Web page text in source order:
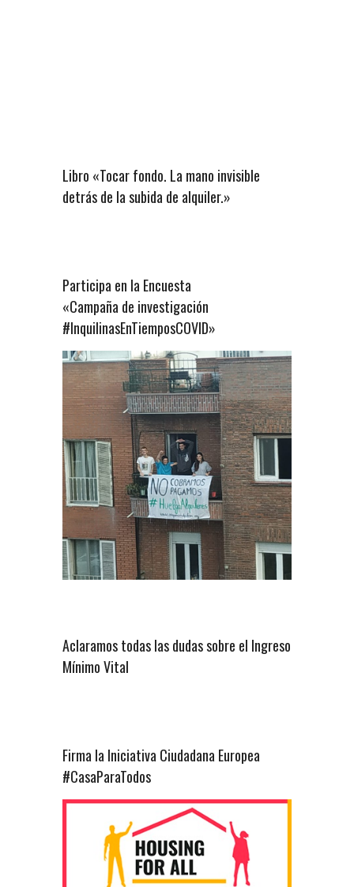
Libro «Tocar fondo. La mano invisible
detrás de la subida de alquiler.»
Participa en la Encuesta
«Campaña de investigación
#InquilinasEnTiemposCOVID»
Aclaramos todas las dudas sobre el Ingreso
Mínimo Vital
Firma la Iniciativa Ciudadana Europea
#CasaParaTodos